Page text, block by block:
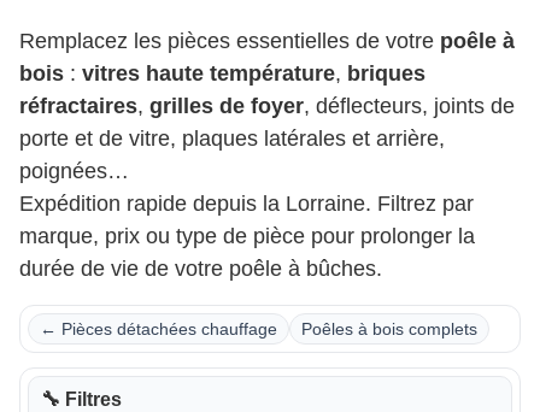
Remplacez les pièces essentielles de votre poêle à
bois : vitres haute température, briques
réfractaires, grilles de foyer, déflecteurs, joints de
porte et de vitre, plaques latérales et arrière,
poignées…
Expédition rapide depuis la Lorraine. Filtrez par
marque, prix ou type de pièce pour prolonger la
durée de vie de votre poêle à bûches.
← Pièces détachées chauffage Poêles à bois complets
🔧 Filtres